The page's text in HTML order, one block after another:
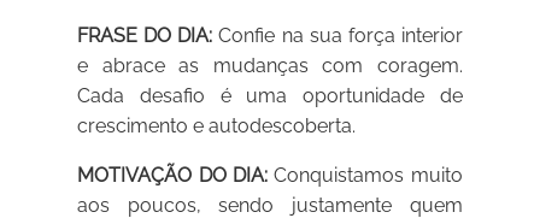
FRASE DO DIA: Confie na sua força interior
e abrace as mudanças com coragem.
Cada desafio é uma oportunidade de
crescimento e autodescoberta.
MOTIVAÇÃO DO DIA: Conquistamos muito
aos poucos, sendo justamente quem